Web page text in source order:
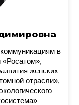
в
«Росатом»,
женских
отрасли»,